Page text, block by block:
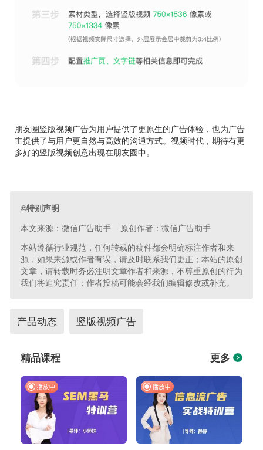
朋友圈竖版视频广告为用户提供了更原生的广告体验，也为广告
主提供了与用户更自然与高效的沟通方式。视频时代，期待有更
多好的竖版视频创意出现在朋友圈中。
©特别声明
本文来源：微信广告助手 原创作者：微信广告助手
本站遵循行业规范，任何转载的稿件都会明确标注作者和来
源，如果来源或作者有误，请及时联系我们更正；本站的原创
文章，请转载时务必注明文章作者和来源，不尊重原创的行为
我们将追究责任；作者投稿可能会经我们编辑修改或补充。
产品动态 竖版视频广告
精品课程 更多